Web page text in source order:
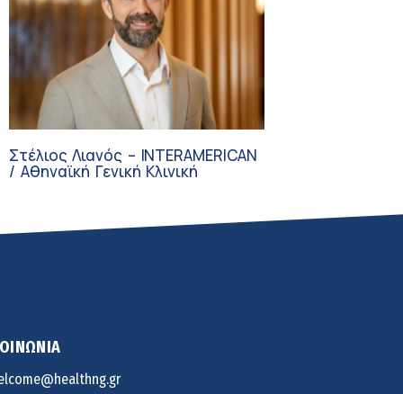
Στέλιος Λιανός – INTERAMERICAN
/ Αθηναϊκή Γενική Κλινική